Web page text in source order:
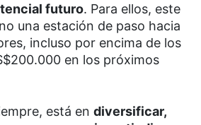
futuro. Para ellos, este
una estación de paso hacia
incluso por encima de los
en los próximos
está en diversificar,